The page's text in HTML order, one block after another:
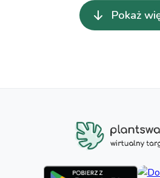
Pokaż